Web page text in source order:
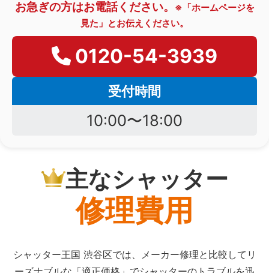
お急ぎの方はお電話ください。
※「ホームページを
見た」とお伝えください。
0120-54-3939
受付時間
10:00〜18:00
主なシャッター
修理費用
シャッター王国 渋谷区では、メーカー修理と比較してリ